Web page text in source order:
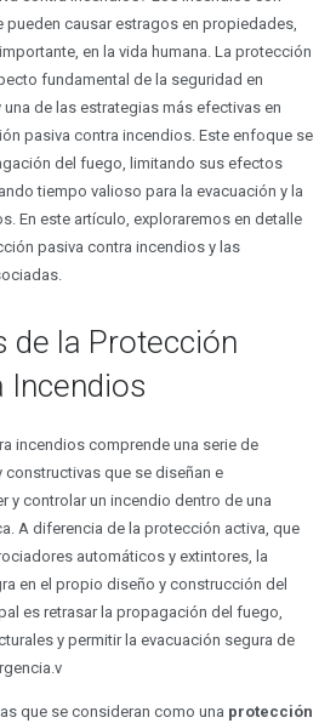
causar estragos en propiedades,
en la vida humana. La protección
fundamental de la seguridad en
de las estrategias más efectivas en
pasiva contra incendios. Este enfoque se
del fuego, limitando sus efectos
tiempo valioso para la evacuación y la
En este artículo, exploraremos en detalle
pasiva contra incendios y las
de la Protección
Incendios
incendios comprende una serie de
que se diseñan e
y controlar un incendio dentro de una
A diferencia de la protección activa, que
automáticos y extintores, la
en el propio diseño y construcción del
es retrasar la propagación del fuego,
y permitir la evacuación segura de
que se consideran como una protección